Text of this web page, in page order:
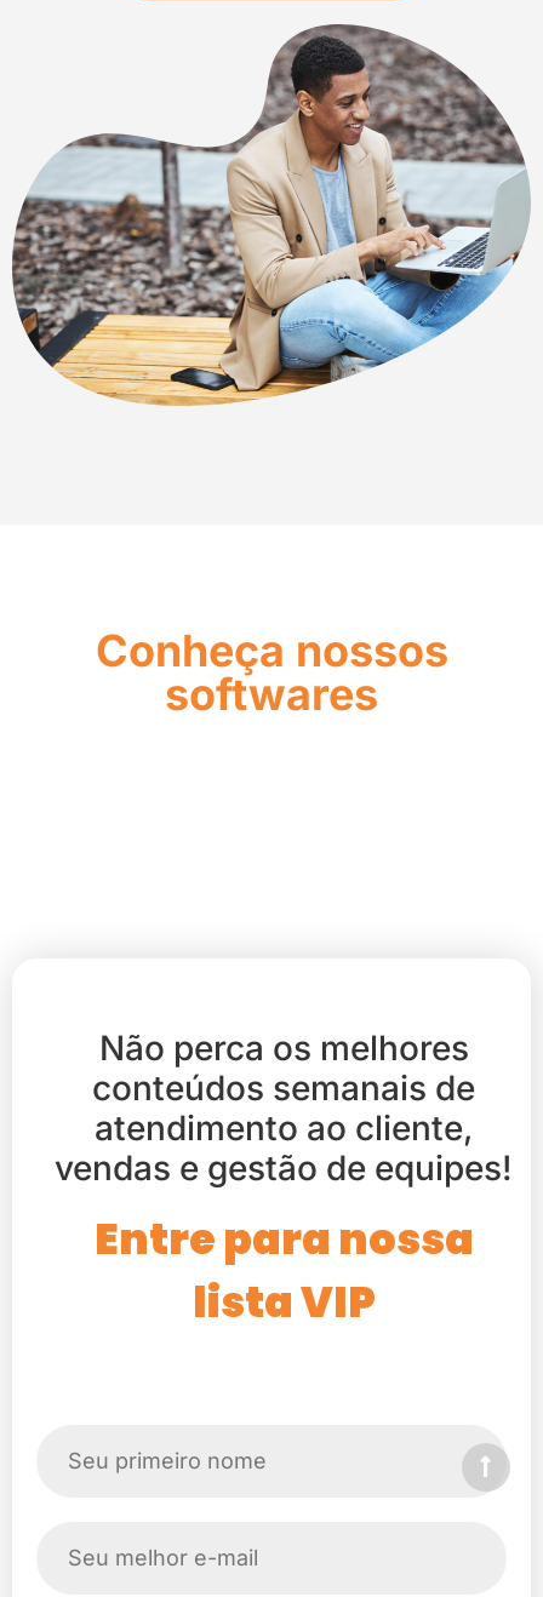
Conheça nossos
softwares
Não perca os melhores
conteúdos semanais de
atendimento ao cliente,
vendas e gestão de equipes!
Entre para nossa
lista VIP